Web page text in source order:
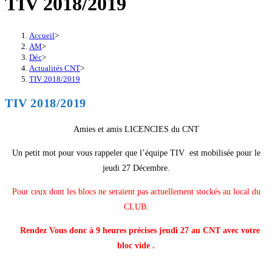
Accueil>
AM>
Déc>
Actualités CNT>
TIV 2018/2019
TIV 2018/2019
Amies et amis LICENCIES du CNT
Un petit mot pour vous rappeler que l’équipe TIV est mobilisée pour le
jeudi 27 Décembre.
Pour ceux dont les blocs ne seraient pas actuellement stockés au local du
CLUB:
Rendez Vous donc à 9 heures précises jeudi 27 au CNT avec votre
bloc vide .